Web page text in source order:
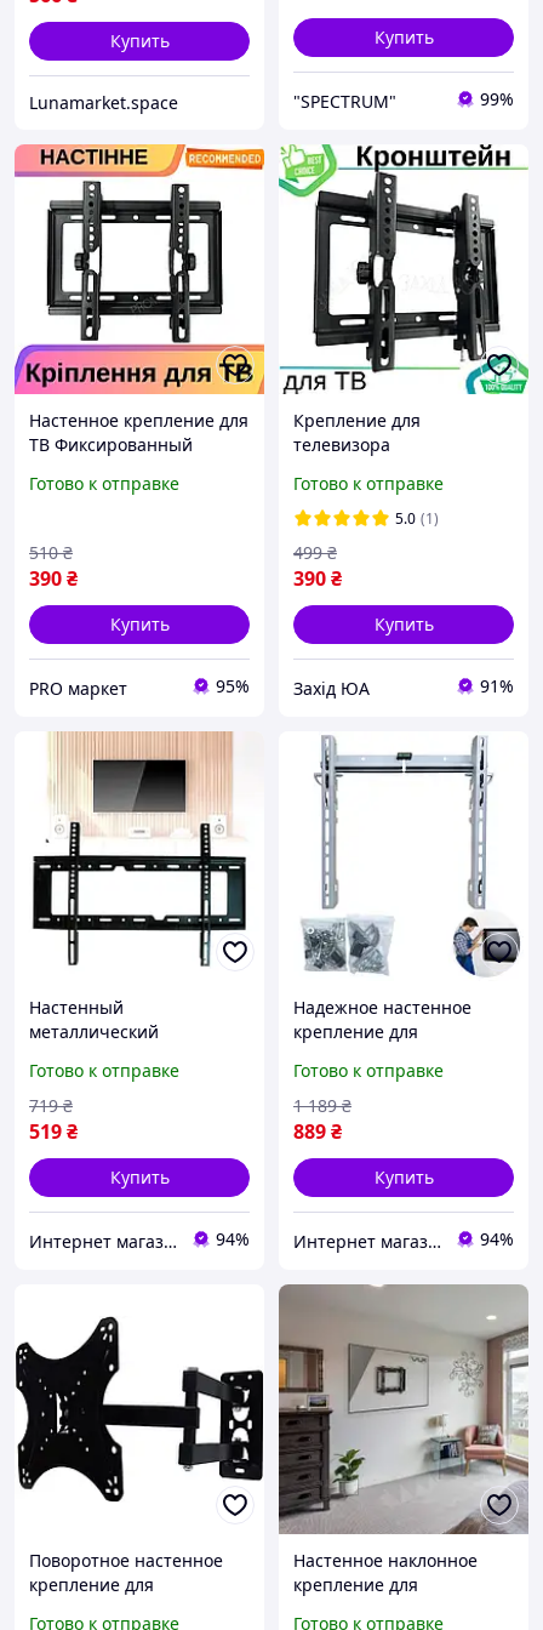
Купить
Lunamarket.space
Купить
"SPECTRUM" 99%
Настенное крепление для
ТВ Фиксированный
наклоном по вертикали
телевизора
Готово к отправке
390₴
510 ₴
Купить
PRO маркет 95%
Крепление для
телевизора
настенный кронштейн
Крепление для плазмы с
наклоном по вертикали
Готово к отправке
5.0 (1)
390₴
499 ₴
Купить
Захід ЮА 91%
Настенный
металлический
телевизора 32-70 дюймов
/ Фиксированное
крепление для плазмы с
нагрузкой до 40 кг
Готово к отправке
519₴
719 ₴
Купить
Интернет магазин Slando 94%
Надежное настенное
крепление для
с нагрузкой до 40 кг /
Стальной
фиксированный
кронштейн для плазмы
Готово к отправке
889₴
1 189 ₴
Купить
Интернет магазин Slando 94%
Поворотное настенное
крепление для
Готово к отправке
Настенное наклонное
крепление для
Готово к отправке